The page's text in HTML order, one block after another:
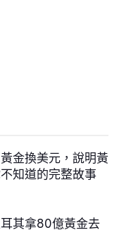
金換美元，說明黃
知道的完整故事
耳其拿80億黃金去